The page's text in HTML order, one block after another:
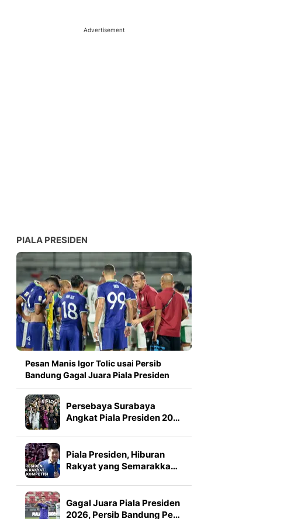
Advertisement
PIALA PRESIDEN
Pesan Manis Igor Tolic usai Persib
Bandung Gagal Juara Piala Presiden
Persebaya Surabaya
Angkat Piala Presiden 20…
Piala Presiden, Hiburan
Rakyat yang Semarakka…
Gagal Juara Piala Presiden
2026, Persib Bandung Pe…